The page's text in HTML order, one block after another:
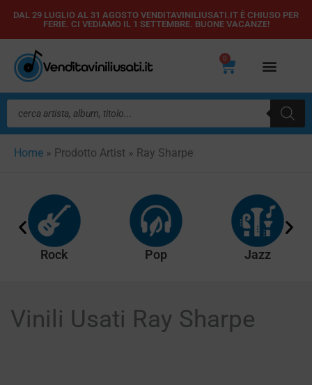
Vai
contenuto
DAL 29 LUGLIO AL 31 AGOSTO VENDITAVINILIUSATI.IT È CHIUSO PER
FERIE. CI VEDIAMO IL 1 SETTEMBRE. BUONE VACANZE!
0
Carrello
Ricerca
prodotti
Home » Prodotto Artist » Ray Sharpe
Rock Pop Jazz
Vinili Usati Ray Sharpe